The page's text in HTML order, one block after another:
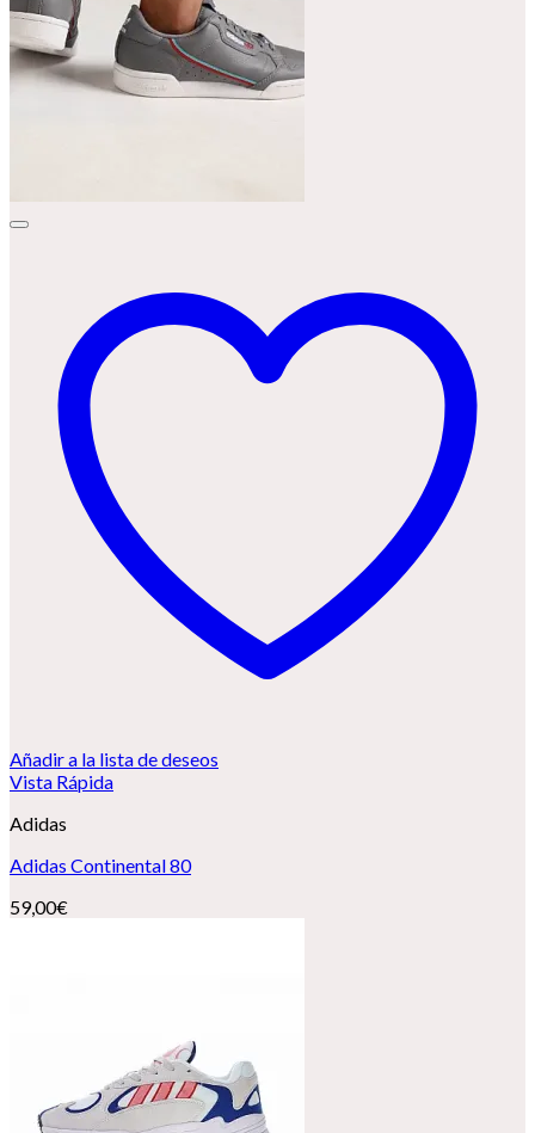
Añadir a la lista de deseos
Vista Rápida
Adidas
Adidas Continental 80
59,00€